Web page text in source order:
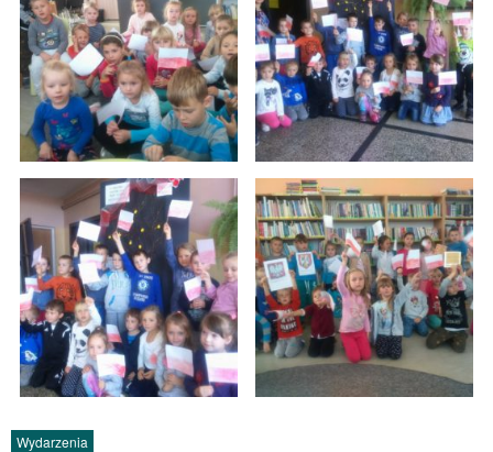
Wydarzenia